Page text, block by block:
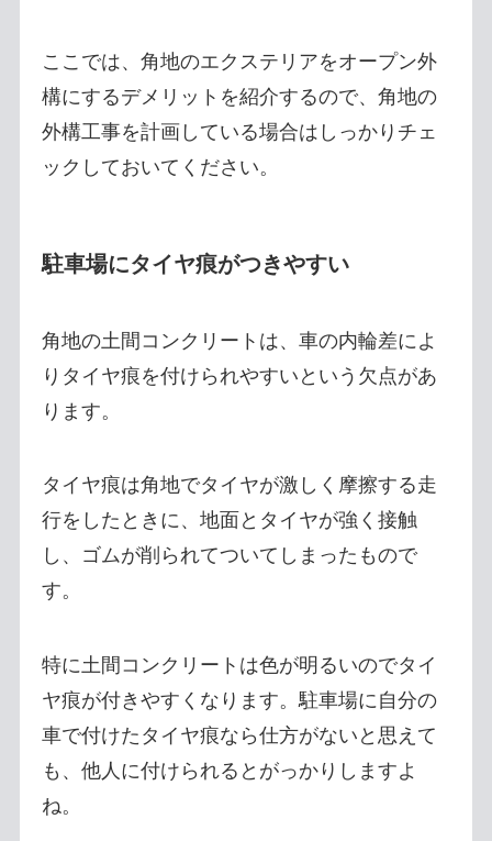
ここでは、角地のエクステリアをオープン外
構にするデメリットを紹介するので、角地の
外構工事を計画している場合はしっかりチェ
ックしておいてください。
駐車場にタイヤ痕がつきやすい
角地の土間コンクリートは、車の内輪差によ
りタイヤ痕を付けられやすいという欠点があ
ります。
タイヤ痕は角地でタイヤが激しく摩擦する走
行をしたときに、地面とタイヤが強く接触
し、ゴムが削られてついてしまったもので
す。
特に土間コンクリートは色が明るいのでタイ
ヤ痕が付きやすくなります。駐車場に自分の
車で付けたタイヤ痕なら仕方がないと思えて
も、他人に付けられるとがっかりしますよ
ね。